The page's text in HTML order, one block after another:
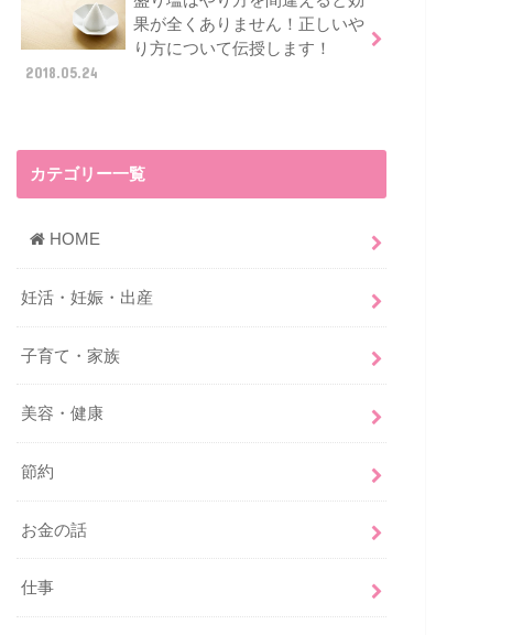
果が全くありません！正しいや
り方について伝授します！
2018.05.24
カテゴリー一覧
HOME
妊活・妊娠・出産
子育て・家族
美容・健康
節約
お金の話
仕事